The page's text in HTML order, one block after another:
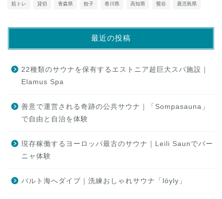
筋トレ 貸切 青森県 餃子 香川県 高知県 鶯谷 鹿児島県
最近の投稿
22種類のサウナを保有するエストニア超巨大スパ施設｜
Elamus Spa
善意で運営される奇跡の公共サウナ｜「Sompasauna」
で自由と自治を体験
現存稼働するヨーロッパ最古のサウナ｜Leili Saunでバー
ニャ体験
バルト海へダイブ｜洗練おしゃれサウナ「löyly」